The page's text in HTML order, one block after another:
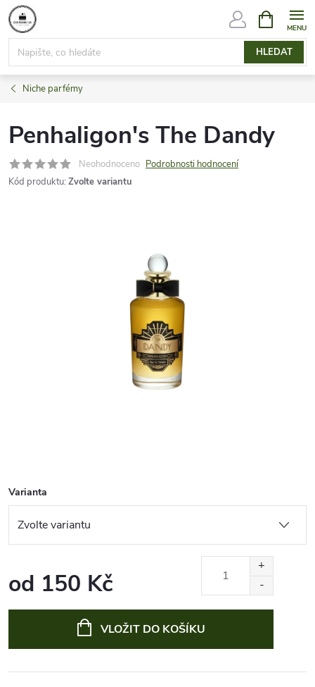
Přejít
na
obsah
HLEDAT
NÁKUPNÍ
KOŠÍK
Niche parfémy
Penhaligon's The Dandy
Neohodnoceno Podrobnosti hodnocení
Kód produktu: Zvolte variantu
Varianta
od 150 Kč
VLOŽIT DO KOŠÍKU